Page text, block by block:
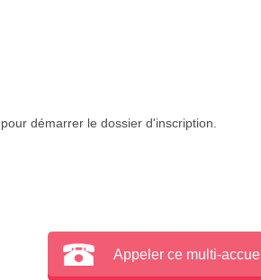
démarrer le dossier d'inscription.
Appeler ce multi-